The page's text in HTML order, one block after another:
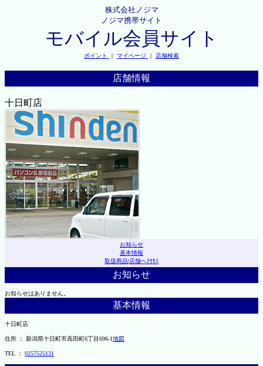
株式会社ノジマ
ノジマ携帯サイト
モバイル会員サイト
ポイント ｜ マイページ ｜ 店舗検索
店舗情報
十日町店
お知らせ
基本情報
取扱商品|店舗へｱｸｾｽ
お知らせ
お知らせはありません。
基本情報
十日町店
住所 ： 新潟県十日町市高田町6丁目696-1地図
TEL ： 0257525131